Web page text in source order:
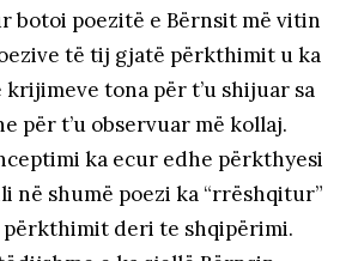
botoi poezitë e Bërnsit më vitin
të tij gjatë përkthimit u ka
tona për t’u shijuar sa
për t’u observuar më kollaj.
ka ecur edhe përkthyesi
në shumë poezi ka “rrëshqitur”
deri te shqipërimi.